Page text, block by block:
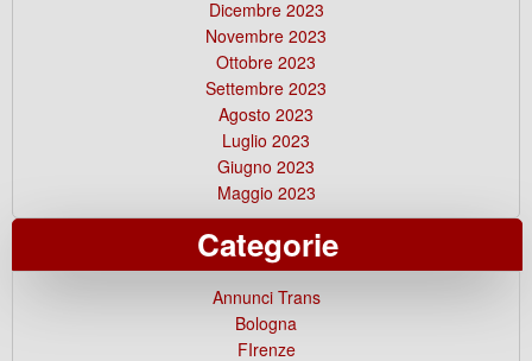
Dicembre 2023
Novembre 2023
Ottobre 2023
Settembre 2023
Agosto 2023
Luglio 2023
Giugno 2023
Maggio 2023
Categorie
Annunci Trans
Bologna
FIrenze